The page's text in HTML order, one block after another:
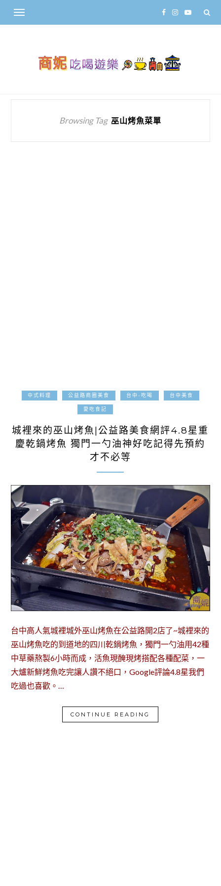
Browsing Tag 巫山烤魚菜單
中式料理 公益路商圈美食 台中-吃喝 台中美食
愛吃食記
城裡來的巫山烤魚|公益路美食網評4.8星重
慶乾鍋烤魚 獨門一勺油神好吃記得先預約
才不必等
台中高人氣城裡城外巫山烤魚在公益路開2店了~城裡來的
巫山烤魚吃的到道地的四川乾鍋烤魚，獨門一勺油用42種
中草藥熬製6小時而成，活魚現醃現烤搭配各種配菜，一
大爐新鮮烤魚吃完讓人讚不絕口，Google評論4.8星我們
吃過也喜歡。…
CONTINUE READING